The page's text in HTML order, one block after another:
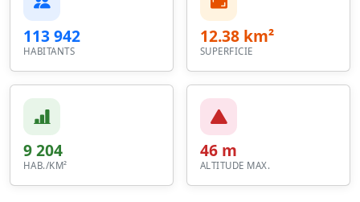
113 942
HABITANTS
12.38 km²
SUPERFICIE
9 204
HAB./KM²
46 m
ALTITUDE MAX.